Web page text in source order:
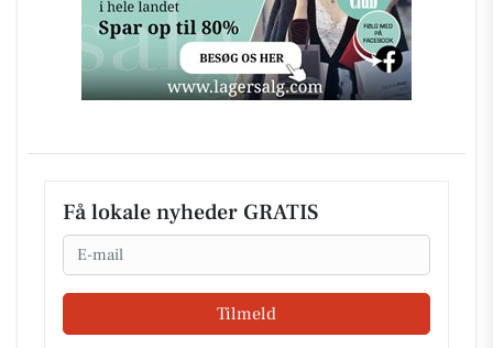
Få lokale nyheder GRATIS
Email
Tilmeld